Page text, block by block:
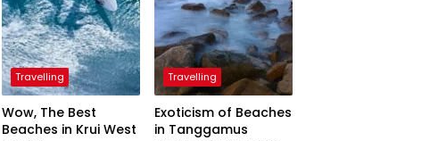
Travelling
Wow, The Best
Beaches in Krui West
Travelling
Exoticism of Beaches
in Tanggamus